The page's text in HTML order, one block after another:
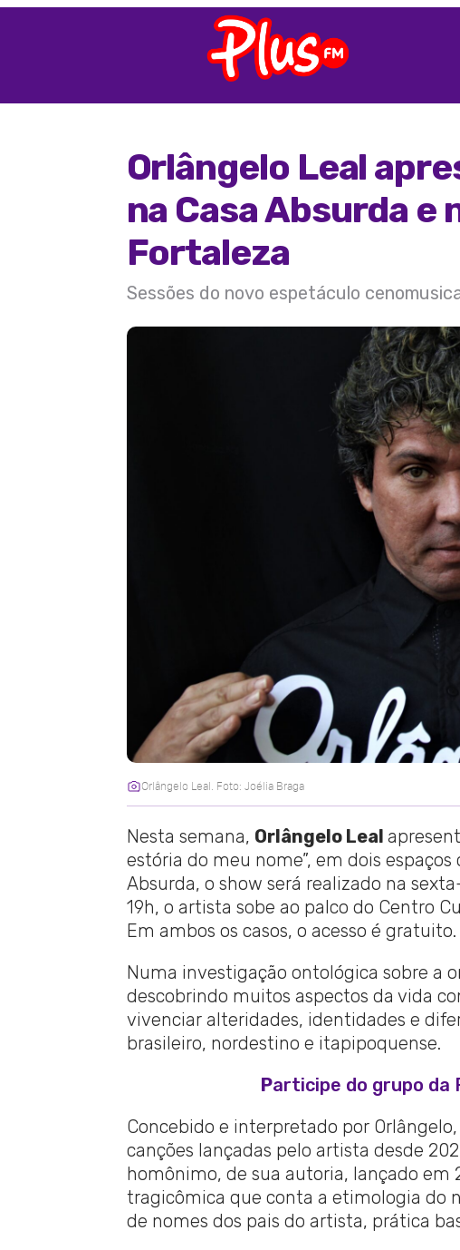
Orlângelo Leal
na Casa Absurda e
Fortaleza
Sessões do novo espetáculo
Orlângelo Leal. Foto: Joélia Braga
Nesta semana, Orlângelo Leal
estória do meu nome”, em dois
Absurda, o show será realizado na
19h, o artista sobe ao palco do Centro
Em ambos os casos, o acesso é gratuito.
Numa investigação ontológica sobre a
descobrindo muitos aspectos da vida
vivenciar alteridades, identidades e
brasileiro, nordestino e itapipoquense.
Participe do grupo da
Concebido e interpretado por
canções lançadas pelo artista desde
homônimo, de sua autoria, lançado em
tragicômica que conta a etimologia do
de nomes dos pais do artista, prática